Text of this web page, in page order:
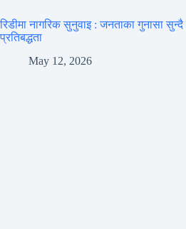
रिडीमा नागरिक सुनुवाइ : जनताका गुनासा
प्रतिबद्धता
May 12, 2026